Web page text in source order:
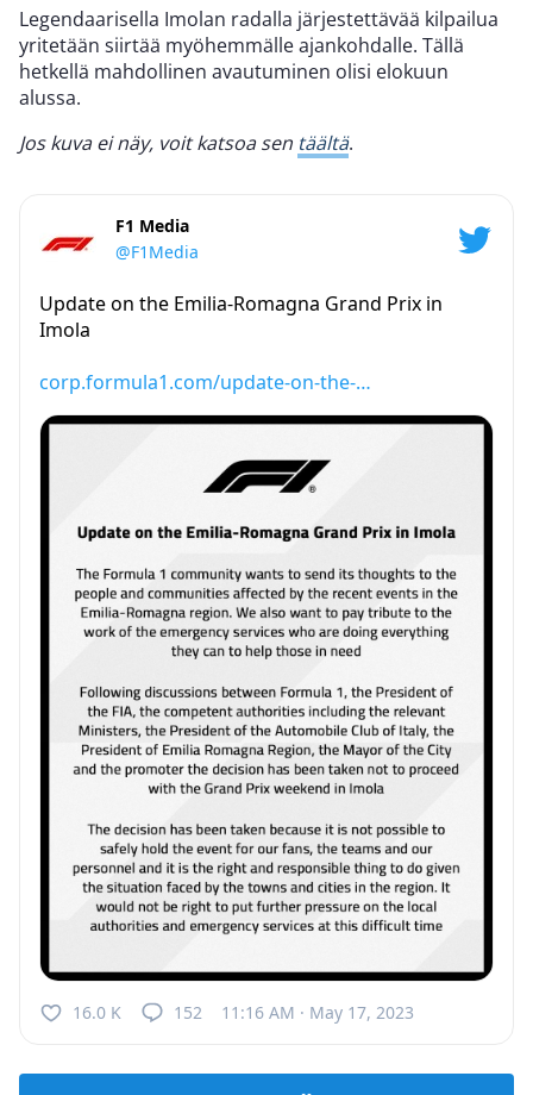
Legendaarisella Imolan radalla järjestettävää kilpailua
yritetään siirtää myöhemmälle ajankohdalle. Tällä
hetkellä mahdollinen avautuminen olisi elokuun
alussa.
Jos kuva ei näy, voit katsoa sen täältä.
F1 Media
@F1Media
Update on the Emilia-Romagna Grand Prix in
Imola
corp.formula1.com/update-on-the-…
16.0 K 152 11:16 AM · May 17, 2023